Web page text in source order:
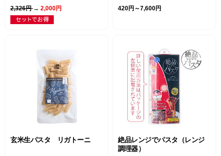
2,326円 → 2,000円 420円～7,600円
玄米生パスタ リガトーニ
絶品レンジでパスタ（レンジ
調理器）